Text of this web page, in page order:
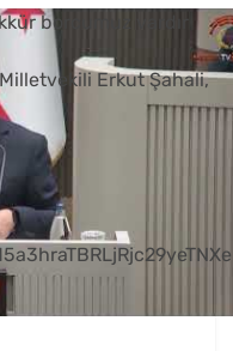
borcumuz vardır
Erkut Şahali,